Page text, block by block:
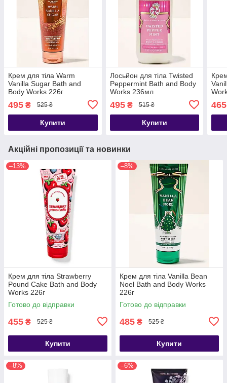
Крем для тіла Warm
Vanilla Sugar Bath and
Body Works 226г
495 ₴ 525 ₴
Купити
Лосьйон для тіла Twisted
Peppermint Bath and Body
Works 236мл
495₴ 515 ₴
Купити
465
Акційні пропозиції та новинки
–13%
Крем для тіла Strawberry
Pound Cake Bath and Body
Works 226г
Готово до відправки
455 ₴ 525 ₴
Купити
–8%
Крем для тіла Vanilla Bean
Noel Bath and Body Works
226г
Готово до відправки
485 ₴ 525 ₴
Купити
–8% –6%